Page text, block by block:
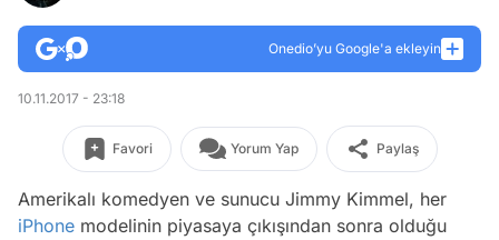
Onedio’yu Google'a ekleyin
10.11.2017 - 23:18
Favori Yorum Yap Paylaş
Amerikalı komedyen ve sunucu Jimmy Kimmel, her
iPhone modelinin piyasaya çıkışından sonra olduğu